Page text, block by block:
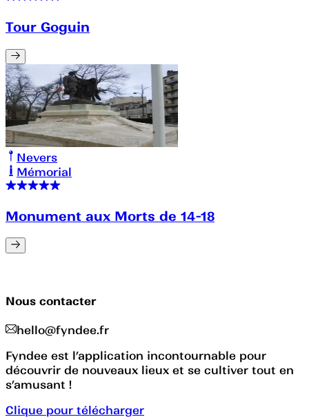
Tour Goguin
Nevers
Mémorial
Monument aux Morts de 14-18
Nous contacter
hello@fyndee.fr
Fyndee est l’application incontournable pour
découvrir de nouveaux lieux et se cultiver tout en
s’amusant !
Clique pour télécharger